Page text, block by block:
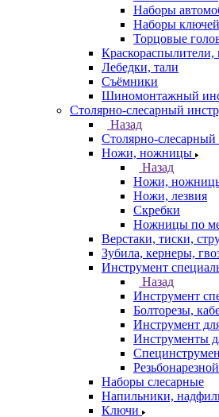
Наборы
Наборы
Торцовые
Лебедки, тали
Съёмники
Шиномонтажный
Столярно-слесарный
Назад
Столярно-слесарный
Ножи, ножницы
Назад
Ножи,
Ножи, лезвия
Скребки
Ножницы по
Верстаки, тиски,
Зубила, кернеры,
Инструмент
Назад
Инструмент
Болторезы,
Инструмент
Инструменты
Наборы слесарные
Напильники,
Ключи